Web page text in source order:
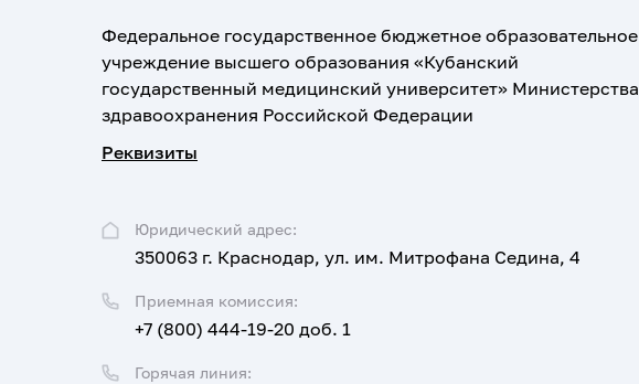
Федеральное государственное бюджетное образовательное
учреждение высшего образования «Кубанский
государственный медицинский университет» Министерства
здравоохранения Российской Федерации
Реквизиты
Юридический адрес:
350063 г. Краснодар, ул. им. Митрофана Седина, 4
Приемная комиссия:
+7 (800) 444-19-20 доб. 1
Горячая линия: